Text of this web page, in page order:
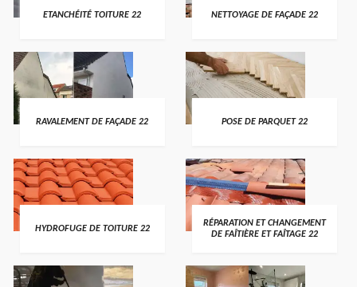
ETANCHÉITÉ TOITURE 22 NETTOYAGE DE FAÇADE 22
RAVALEMENT DE FAÇADE 22 POSE DE PARQUET 22
HYDROFUGE DE TOITURE 22
RÉPARATION ET CHANGEMENT
DE FAÎTIÈRE ET FAÎTAGE 22